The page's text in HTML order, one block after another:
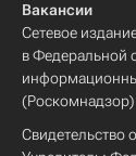
Вакансии
Сетевое
в Федеральной
(Роскомнадзор)